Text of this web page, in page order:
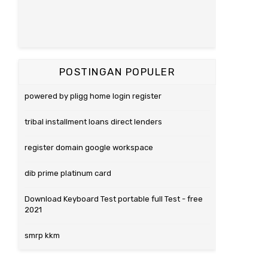
POSTINGAN POPULER
powered by pligg home login register
tribal installment loans direct lenders
register domain google workspace
dib prime platinum card
Download Keyboard Test portable full Test - free
2021
smrp kkm